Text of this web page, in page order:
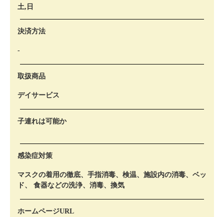
土,日
決済方法
-
取扱商品
デイサービス
子連れは可能か
感染症対策
マスクの着用の徹底、手指消毒、検温、施設内の消毒、ベッ
ド、 食器などの洗浄、消毒、換気
ホームページURL